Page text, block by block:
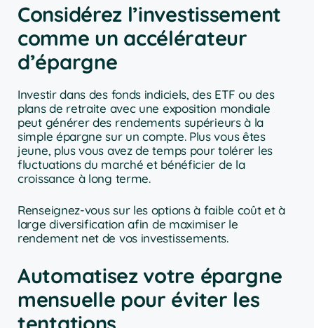
Considérez l’investissement
comme un accélérateur
d’épargne
Investir dans des fonds indiciels, des ETF ou des
plans de retraite avec une exposition mondiale
peut générer des rendements supérieurs à la
simple épargne sur un compte. Plus vous êtes
jeune, plus vous avez de temps pour tolérer les
fluctuations du marché et bénéficier de la
croissance à long terme.
Renseignez-vous sur les options à faible coût et à
large diversification afin de maximiser le
rendement net de vos investissements.
Automatisez votre épargne
mensuelle pour éviter les